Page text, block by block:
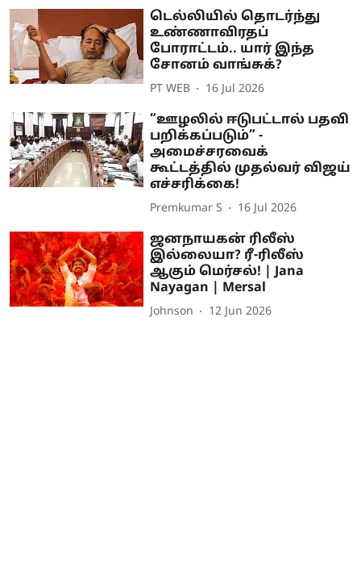
டெல்லியில் தொடர்ந்து
உண்ணாவிரதப்
போராட்டம்.. யார் இந்த
சோனம் வாங்சுக்?
PT WEB 16 Jul 2026
”ஊழலில் ஈடுபட்டால் பதவி
பறிக்கப்படும்” -
அமைச்சரவைக்
கூட்டத்தில் முதல்வர் விஜய்
எச்சரிக்கை!
Premkumar S 16 Jul 2026
ஜனநாயகன் ரிலீஸ்
இல்லையா? ரீ-ரிலீஸ்
ஆகும் மெர்சல்! | Jana
Nayagan | Mersal
Johnson 12 Jun 2026